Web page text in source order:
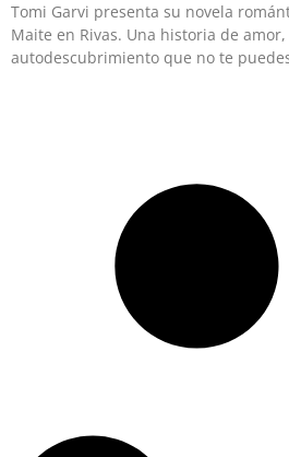
Tomi Garvi presenta su novela
Maite en Rivas. Una historia de
autodescubrimiento que no te